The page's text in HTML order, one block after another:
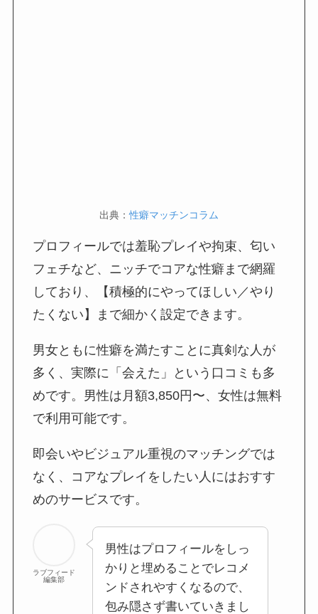
出典：性癖マッチンコラム
プロフィールでは羞恥プレイや拘束、匂い
フェチなど、ニッチでコアな性癖まで網羅
しており、【積極的にやってほしい／やり
たくない】まで細かく設定できます。
男女ともに性癖を満たすことに真剣な人が
多く、実際に「会えた」という口コミも多
めです。男性は月額3,850円〜、女性は無料
で利用可能です。
即会いやビジュアル重視のマッチングでは
なく、コアなプレイをしたい人にはおすす
めのサービスです。
ラブフィード
編集部
男性はプロフィールをしっ
かりと埋めることでレコメ
ンドされやすくなるので、
包み隠さず書いていきまし